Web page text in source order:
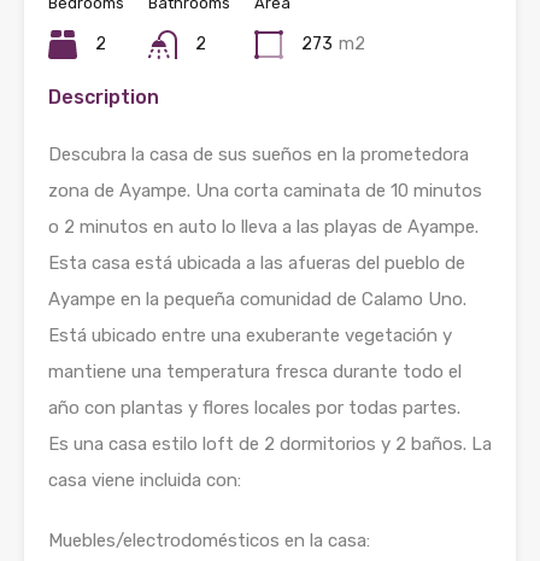
2 2 273 m2
Description
Descubra la casa de sus sueños en la prometedora
zona de Ayampe. Una corta caminata de 10 minutos
o 2 minutos en auto lo lleva a las playas de Ayampe.
Esta casa está ubicada a las afueras del pueblo de
Ayampe en la pequeña comunidad de Calamo Uno.
Está ubicado entre una exuberante vegetación y
mantiene una temperatura fresca durante todo el
año con plantas y flores locales por todas partes.
Es una casa estilo loft de 2 dormitorios y 2 baños. La
casa viene incluida con:
Muebles/electrodomésticos en la casa: